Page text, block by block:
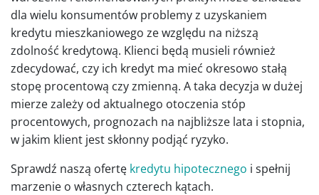
dla wielu konsumentów problemy z uzyskaniem
kredytu mieszkaniowego ze względu na niższą
zdolność kredytową. Klienci będą musieli również
zdecydować, czy ich kredyt ma mieć okresowo stałą
stopę procentową czy zmienną. A taka decyzja w dużej
mierze zależy od aktualnego otoczenia stóp
procentowych, prognozach na najbliższe lata i stopnia,
w jakim klient jest skłonny podjąć ryzyko.
Sprawdź naszą ofertę kredytu hipotecznego i spełnij
marzenie o własnych czterech kątach.